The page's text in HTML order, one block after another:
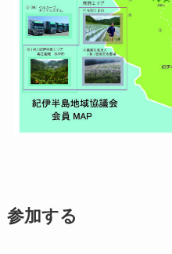
参加する